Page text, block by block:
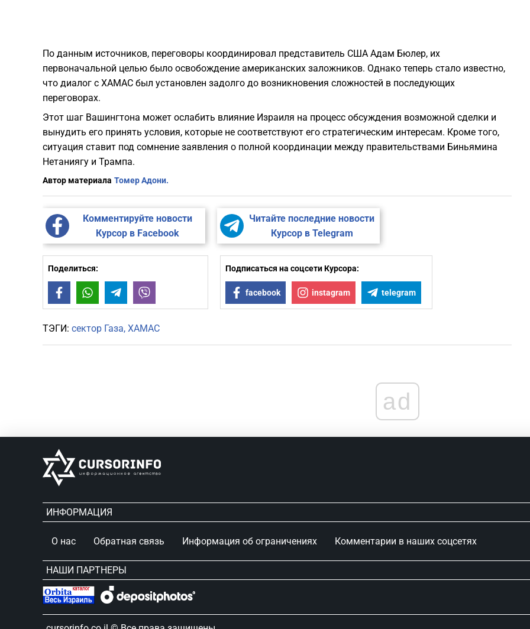
По данным источников, переговоры координировал представитель США Адам Бюлер, их
первоначальной целью было освобождение американских заложников. Однако теперь стало известно,
что диалог с ХАМАС был установлен задолго до возникновения сложностей в последующих
переговорах.
Этот шаг Вашингтона может ослабить влияние Израиля на процесс обсуждения возможной сделки и
вынудить его принять условия, которые не соответствуют его стратегическим интересам. Кроме того,
ситуация ставит под сомнение заявления о полной координации между правительствами Биньямина
Нетаниягу и Трампа.
Автор материала Томер Адони.
Комментируйте новости
Курсор в Facebook
Читайте последние новости
Курсор в Telegram
Поделиться:
FacebookWhatsAppTelegram
Подписаться на соцсети Курсора:
facebook instagram telegram
ТЭГИ: сектор Газа ХАМАС
ad
ИНФОРМАЦИЯ
О нас Обратная связь Информация об ограничениях Комментарии в наших соцсетях
НАШИ ПАРТНЕРЫ